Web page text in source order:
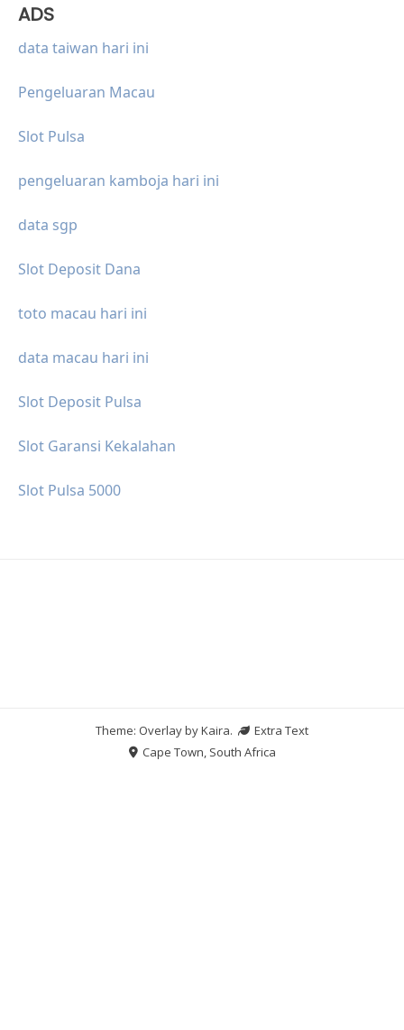
ADS
data taiwan hari ini
Pengeluaran Macau
Slot Pulsa
pengeluaran kamboja hari ini
data sgp
Slot Deposit Dana
toto macau hari ini
data macau hari ini
Slot Deposit Pulsa
Slot Garansi Kekalahan
Slot Pulsa 5000
Theme: Overlay byKaira.
Extra Text
Cape Town, South Africa